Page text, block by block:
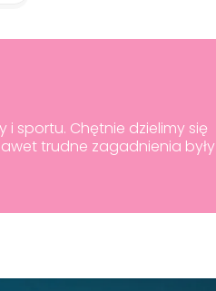
sportu. Chętnie dzielimy się
trudne zagadnienia były